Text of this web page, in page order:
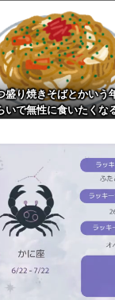
w」←こwれwはw w w
割がまさかの『こう
。
oﾟ)
じゃね？
盛り焼きそばとかいう
いで無性に食いたくな